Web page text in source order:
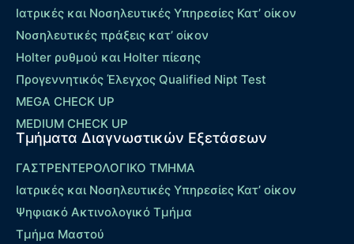
Ιατρικές και Νοσηλευτικές Υπηρεσίες Κατ’ οίκον
Νοσηλευτικές πράξεις κατ’ οίκον
Holter ρυθμού και Holter πίεσης
Προγεννητικός Έλεγχος Qualified Nipt Test
MEGA CHECK UP
MEDIUM CHECK UP
Τμήματα Διαγνωστικών Εξετάσεων
ΓΑΣΤΡΕΝΤΕΡΟΛΟΓΙΚΟ ΤΜΗΜΑ
Ιατρικές και Νοσηλευτικές Υπηρεσίες Κατ’ οίκον
Ψηφιακό Ακτινολογικό Τμήμα
Τμήμα Μαστού